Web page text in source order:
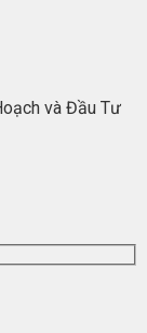
và Đầu Tư